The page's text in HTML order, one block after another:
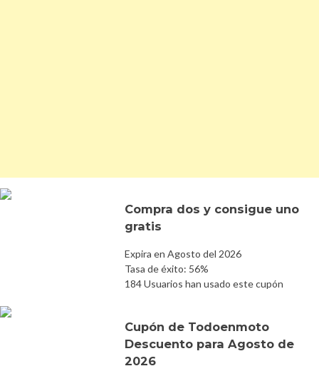
Compra dos y consigue uno
gratis
Expira en Agosto del 2026
Tasa de éxito: 56%
184 Usuarios han usado este cupón
Cupón de Todoenmoto
Descuento para Agosto de
2026